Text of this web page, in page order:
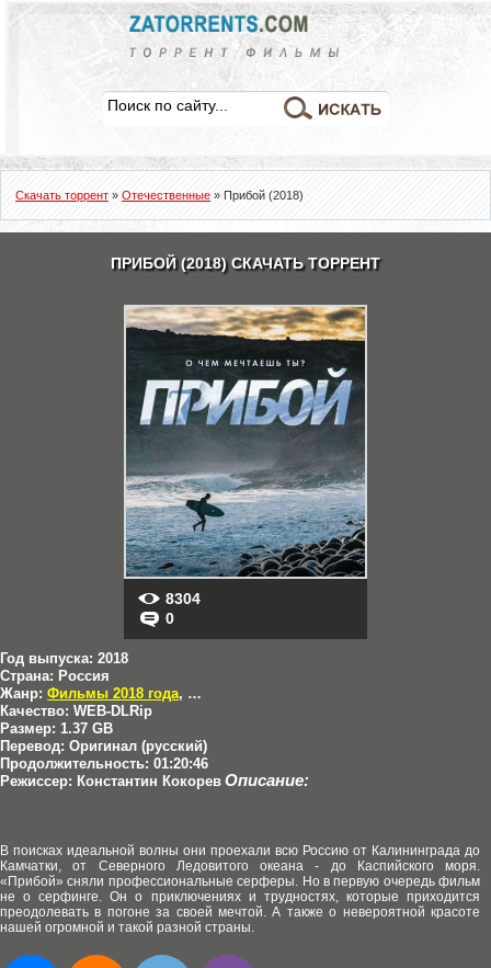
Скачать торрент » Отечественные » Прибой (2018)
ПРИБОЙ (2018) СКАЧАТЬ ТОРРЕНТ
8304
0
Год выпуска: 2018
Страна: Россия
Жанр: Фильмы 2018 года, Документальные
Качество: WEB-DLRip
Размер: 1.37 GB
Перевод: Оригинал (русский)
Продолжительность: 01:20:46
Режиссер: Константин Кокорев Описание:
В поисках идеальной волны они проехали всю Россию от Калининграда до
Камчатки, от Северного Ледовитого океана - до Каспийского моря.
«Прибой» сняли профессиональные серферы. Но в первую очередь фильм
не о серфинге. Он о приключениях и трудностях, которые приходится
преодолевать в погоне за своей мечтой. А также о невероятной красоте
нашей огромной и такой разной страны.